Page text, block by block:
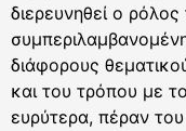
διερευνηθεί ο
διάφορους
και του τρόπου με
ευρύτερα, πέραν του